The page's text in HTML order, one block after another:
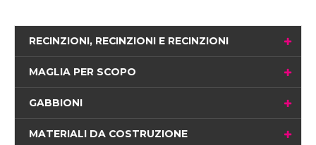
RECINZIONI, RECINZIONI E RECINZIONI
MAGLIA PER SCOPO
GABBIONI
MATERIALI DA COSTRUZIONE